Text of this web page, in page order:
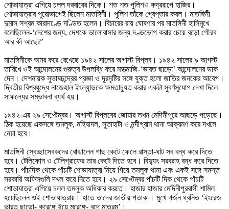
শোভাযাত্রা এগিয়ে চলল দরবারের দিকে। শত শত পুলিশও রুদ্ররূপে হাজির।
শোভাযাত্রার পুরোভাগেই ছিলেন মাতঙ্গিনী। পুলিশ তাঁকে গ্রেপ্তার করল। মাতঙ্গিনী
দুমাস সশ্রম কারাদণ্ডে দণ্ডিত হলেন। বিচারের রায় ঘোষণার পর মাতঙ্গিনী হাসিমুখে
বলেছিলেন-‘দেশের জন্য, দেশকে ভালোবাসার জন্য দণ্ডভোগ করার চেয়ে বড়ো গৌরব
আর কী আছে?’
মাতঙ্গিনীকে অমর করে রেখেছে ১৯৪২ সালের অগাস্ট বিপ্লব। ১৯৪২ সালের ৯ আগস্ট
তারিখে ওই আন্দোলনের গুরুত্ব উপলব্ধি করে মহাত্মাজি-‘ভারত ছাড়ো’ আন্দোলনের ডাক
দেন। দেশনায়ক সুভাষচন্দ্রের প্রজ্ঞা ও দূরদৃষ্টির সঙ্গে যুক্ত হলো জাতির জনকের আবেগ।
দ্বিতীয় বিশ্বযুদ্ধে নাজেহাল ইংল্যান্ডকে ক্ষমতাচ্যুত করার একটা সুবর্ণসুযোগ দেখা দিলে
সাফল্যের সম্ভাবনা ব্যর্থ হয়।
১৯৪২-এর ২৯ সেপ্টেম্বর। অগাস্ট বিপ্লবের জোয়ার তখন মেদিনীপুরে আছড়ে পড়েছে।
ঠিক হয়েছে একসঙ্গে তমলুক, মহিষাদল, সুতাহাটা ও নন্দীগ্রাম থানা আক্রমণ করে দখলে
নেয়া হবে।
মাতঙ্গিনী স্বেচ্ছাসেবকদের বোঝালেন গাছ কেটে ফেলে রাস্তা-ঘাট সব বন্ধ করে দিতে
হবে। টেলিফোন ও টেলিগ্রাফের তার কেটে দিতে হবে। বিদ্যুৎ সরবরাহ বন্ধ করে দিতে
হবে। পাঁচদিক থেকে পাঁচটি শোভাযাত্রা নিয়ে গিয়ে তমলুক থানা এবং একই সঙ্গে সমস্ত
সরকারি অফিসগুলি দখল করে নিতে হবে। ২৯ সেপ্টেম্বর পাঁচটি দিক থেকে পাঁচটি
শোভাযাত্রা এগিয়ে চলল তমলুক অধিকার করতে। হাজার হাজার মেদিনীপুরবাসী শামিল
হয়েছিলেন ওই শোভাযাত্রায়। হাতে তাদের জাতীয় পতাকা। মুখে গর্জন ধ্বনিত ‘ইংরেজ
ভারত ছাড়ো- করেঙ্গে ইয়ে মরেঙ্গে- বন্দে মাতরম্’।